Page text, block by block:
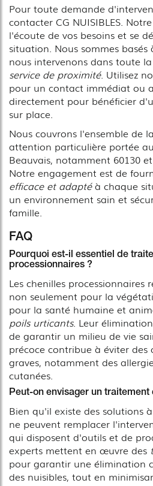
Pour toute demande
contacter CG NUISIBLES.
l'écoute de vos besoins et se
situation. Nous sommes basés
nous intervenons dans toute
service de proximité. Utilisez
pour un contact immédiat ou
directement pour bénéficier
sur place.
Nous couvrons l'ensemble de
attention particulière portée
Beauvais, notamment 60130
Notre engagement est de
efficace et adaptéà chaque
un environnement sain et
famille.
FAQ
Pourquoi est-il essentiel de
processionnaires ?
Les chenilles
non seulement pour la
pour la santé humaine et
poils urticants. Leur
de garantir un milieu de vie
précoce contribue à éviter des
graves, notamment des
cutanées.
Peut-on envisager un traitement
Bien qu'il existe des solutions
ne peuvent remplacer
qui disposent d'outils et de
experts mettent en œuvre des
pour garantir une élimination
des nuisibles, tout en